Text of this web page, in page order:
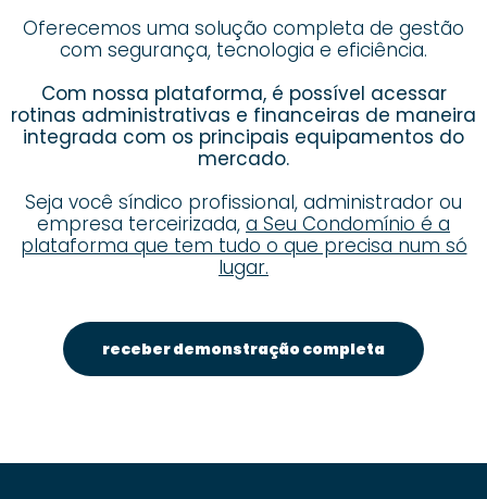
Oferecemos uma solução completa de gestão
com segurança, tecnologia e eficiência.
Com nossa plataforma, é possível acessar
rotinas administrativas e financeiras de maneira
integrada com os principais equipamentos do
mercado.
Seja você síndico profissional, administrador ou
empresa terceirizada, a Seu Condomínio é a
plataforma que tem tudo o que precisa num só
lugar.
receber demonstração completa